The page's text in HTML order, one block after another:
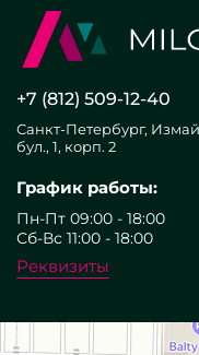
+7 (812) 509-12-40
Санкт-Петербург,
бул., 1, корп. 2
График работы:
Пн-Пт 09:00 - 18:00
Сб-Вс 11:00 - 18:00
Реквизиты